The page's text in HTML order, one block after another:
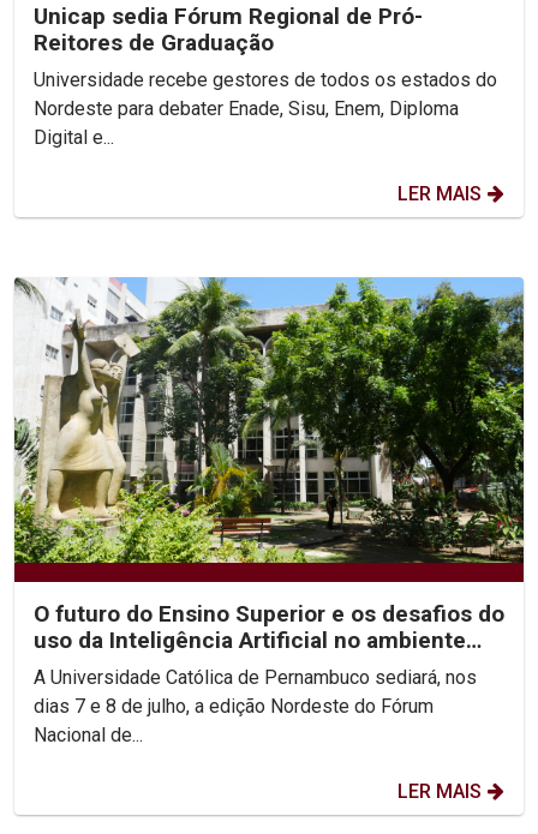
Unicap sedia Fórum Regional de Pró-
Reitores de Graduação
Universidade recebe gestores de todos os estados do
Nordeste para debater Enade, Sisu, Enem, Diploma
Digital e...
LER MAIS
O futuro do Ensino Superior e os desafios do
uso da Inteligência Artificial no ambiente
acadêmico...
A Universidade Católica de Pernambuco sediará, nos
dias 7 e 8 de julho, a edição Nordeste do Fórum
Nacional de...
LER MAIS